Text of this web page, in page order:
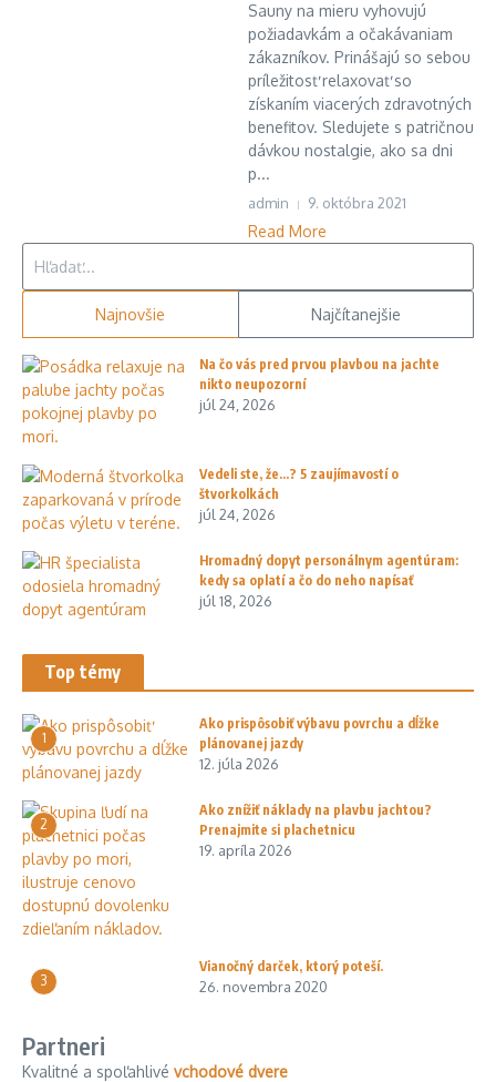
Sauny na mieru vyhovujú
požiadavkám a očakávaniam
zákazníkov. Prinášajú so sebou
príležitosť relaxovať so
získaním viacerých zdravotných
benefitov. Sledujete s patričnou
dávkou nostalgie, ako sa dni
p...
admin 9. októbra 2021
Read More
Najnovšie Najčítanejšie
Na čo vás pred prvou plavbou na jachte
nikto neupozorní
júl 24, 2026
Vedeli ste, že…? 5 zaujímavostí o
štvorkolkách
júl 24, 2026
Hromadný dopyt personálnym agentúram:
kedy sa oplatí a čo do neho napísať
júl 18, 2026
Top témy
1
Ako prispôsobiť výbavu povrchu a dĺžke
plánovanej jazdy
12. júla 2026
2
Ako znížiť náklady na plavbu jachtou?
Prenajmite si plachetnicu
19. apríla 2026
3
Vianočný darček, ktorý poteší.
26. novembra 2020
Partneri
Kvalitné a spoľahlivé vchodové dvere